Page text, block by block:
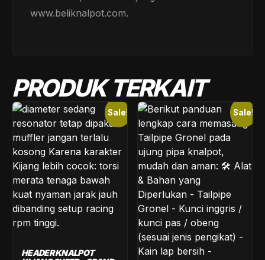
www.beliknalpot.com.
PRODUK TERKAIT
Sale!
HEADER KNALPOT
Sale!